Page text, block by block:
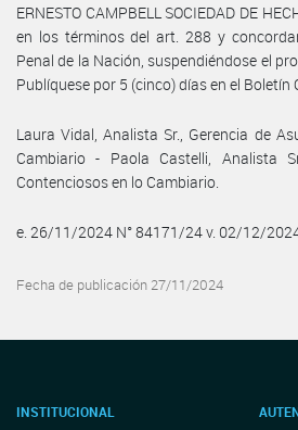
ERNESTO CAMPBELL SOCIEDAD DE
en los términos del art. 288 y
Penal de la Nación, suspendiéndose el
Publíquese por 5 (cinco) días en el Boletín
Laura Vidal, Analista Sr., Gerencia de
Cambiario - Paola Castelli, Analista
Contenciosos en lo Cambiario.
e. 26/11/2024 N° 84171/24 v. 02/12/
Fecha de publicación 27/11/2024
INSTITUCIONAL